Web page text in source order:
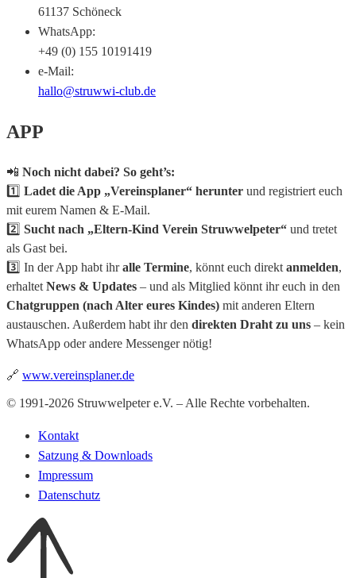
61137 Schöneck
WhatsApp:
+49 (0) 155 10191419
e-Mail:
hallo@struwwi-club.de
APP
📲 Noch nicht dabei? So geht’s:
1️⃣ Ladet die App „Vereinsplaner“ herunter und registriert euch
mit eurem Namen & E-Mail.
2️⃣ Sucht nach „Eltern-Kind Verein Struwwelpeter“ und tretet
als Gast bei.
3️⃣ In der App habt ihralle Termine, könnt euch direkt anmelden,
erhaltet News & Updates – und als Mitglied könnt ihr euch in den
Chatgruppen (nach Alter eures Kindes) mit anderen Eltern
austauschen. Außerdem habt ihr den direkten Draht zu uns – kein
WhatsApp oder andere Messenger nötig!
🔗 www.vereinsplaner.de
© 1991-2026 Struwwelpeter e.V. – Alle Rechte vorbehalten.
Kontakt
Satzung & Downloads
Impressum
Datenschutz